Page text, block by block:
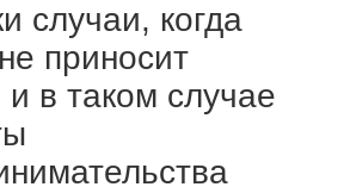
случаи, когда
приносит
в таком случае